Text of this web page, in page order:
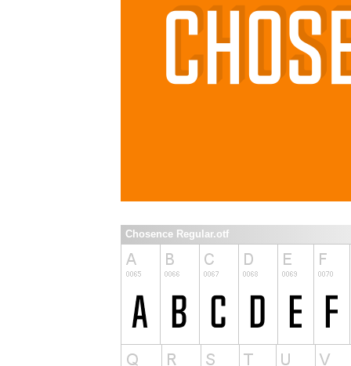
Chosence Regular.otf